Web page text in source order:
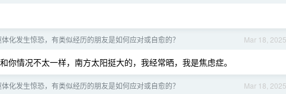
Mar 18, 2025
化发生惊恐，有类似经历的朋友是如何应对或自愈的？
你情况不太一样，南方太阳挺大的，我经常晒，我是焦虑症。
Mar 18, 2025
化发生惊恐，有类似经历的朋友是如何应对或自愈的？